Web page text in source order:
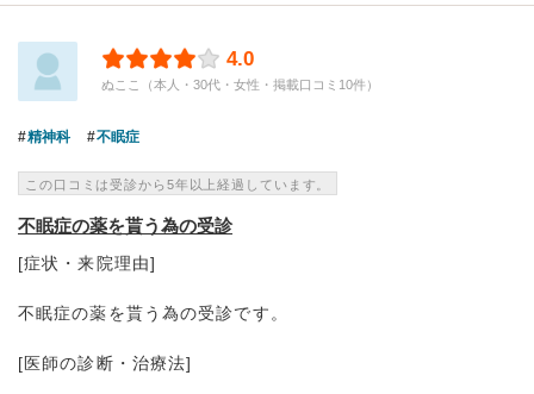
4.0
ぬここ（本人・30代・女性・掲載口コミ10件）
精神科 不眠症
この口コミは受診から5年以上経過しています。
不眠症の薬を貰う為の受診
[症状・来院理由]
不眠症の薬を貰う為の受診です。
[医師の診断・治療法]